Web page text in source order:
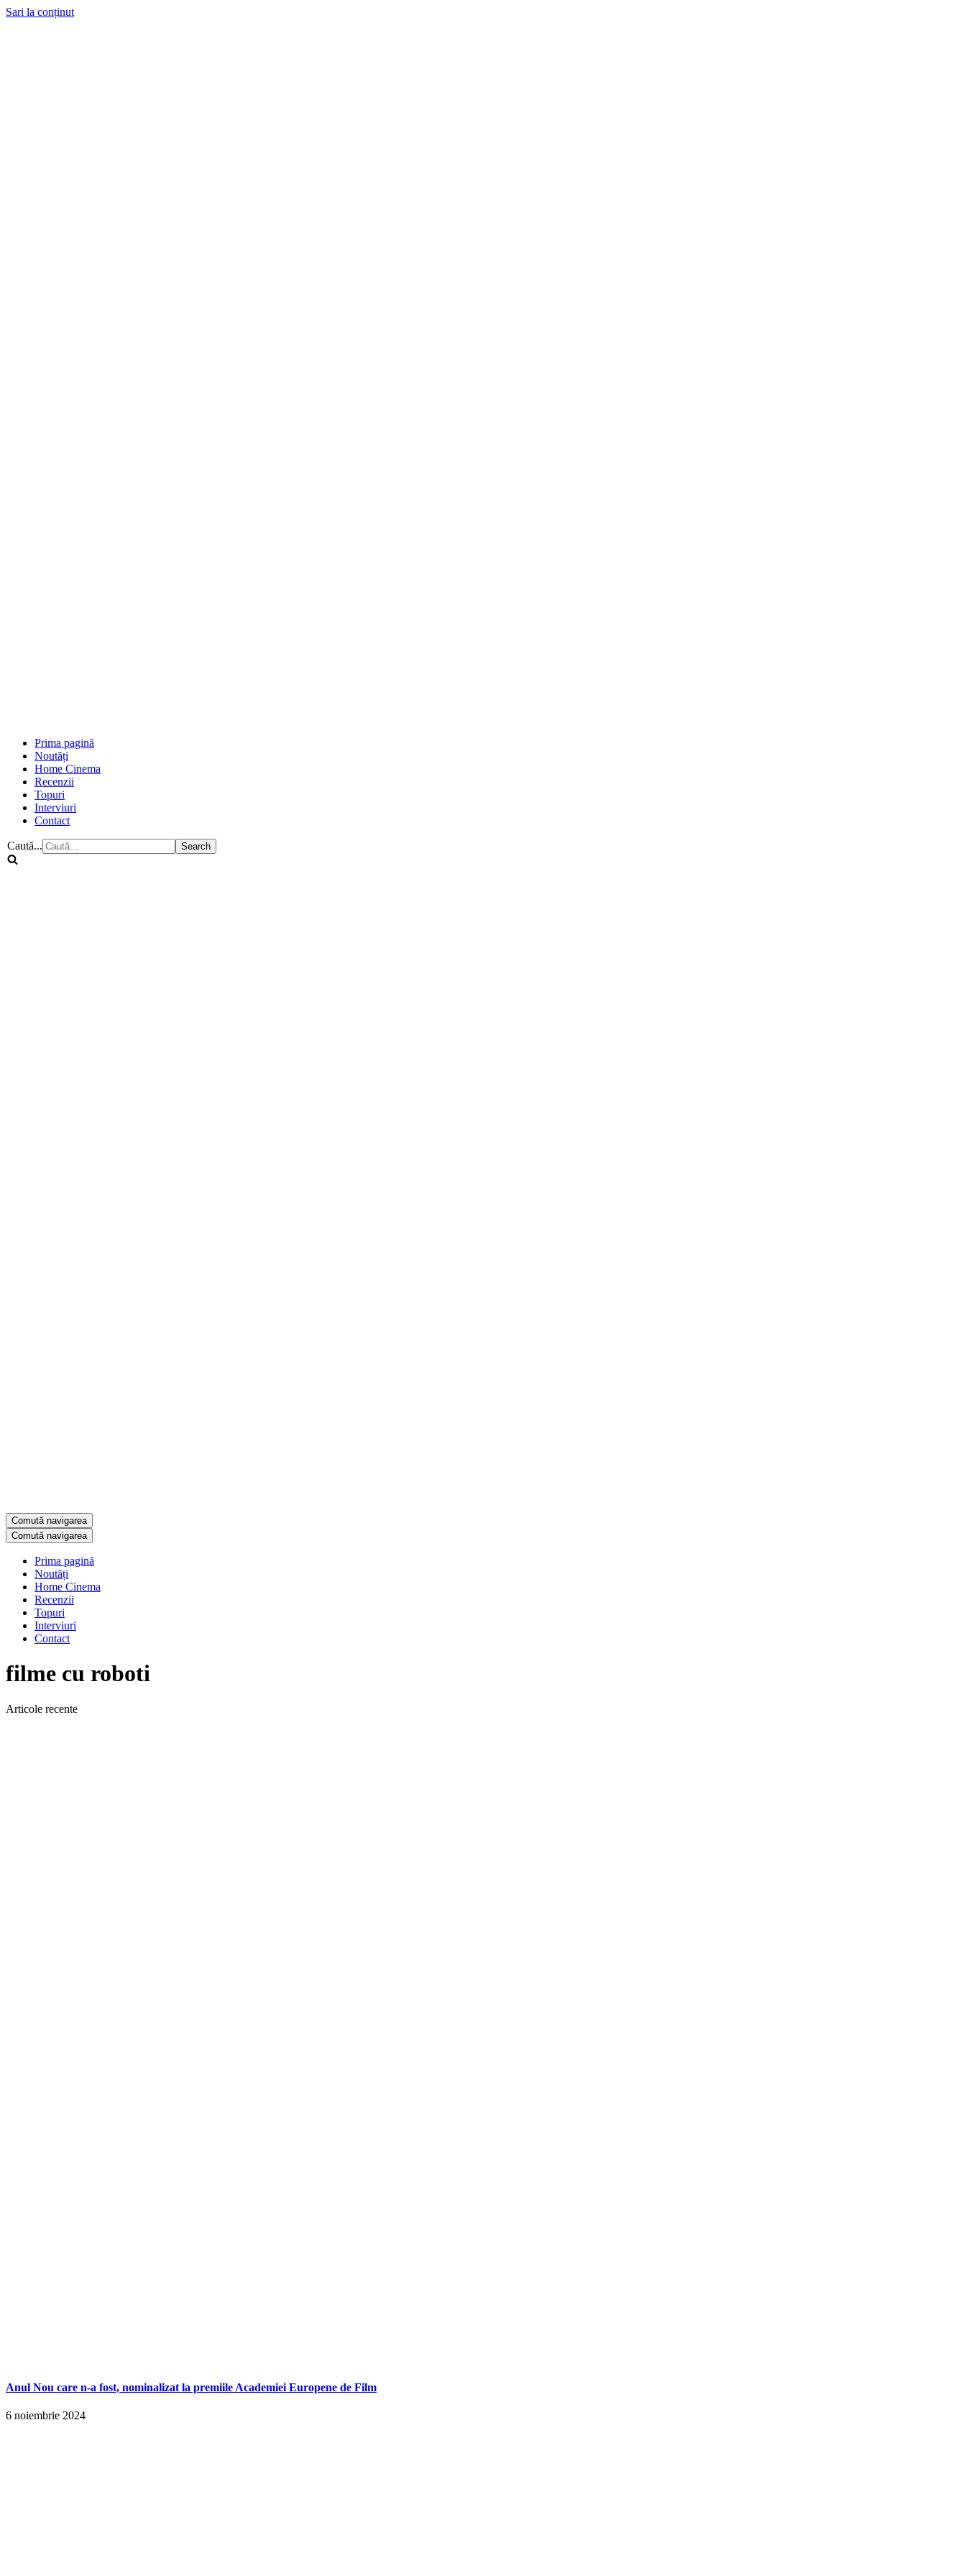
Sari la conținut
Prima pagină
Noutăți
Home Cinema
Recenzii
Topuri
Interviuri
Contact
Caută...
Comută navigarea
Comută navigarea
Prima pagină
Noutăți
Home Cinema
Recenzii
Topuri
Interviuri
Contact
filme cu roboti
Articole recente
Anul Nou care n-a fost, nominalizat la premiile Academiei Europene de Film
6 noiembrie 2024